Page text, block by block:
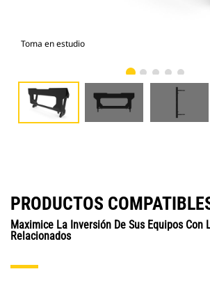
Toma en estudio
PRODUCTOS
Maximice La Inversión De Sus Equipos Con
Relacionados